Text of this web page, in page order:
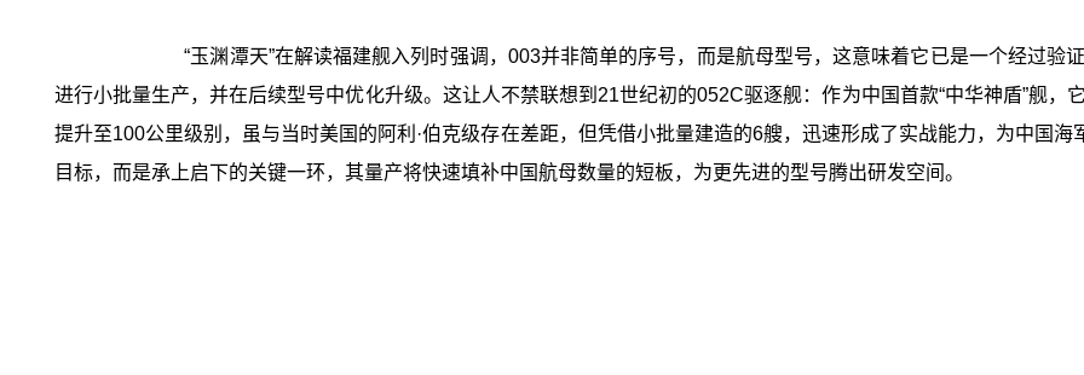
“玉渊潭天”在解读福建舰入列时强调，003并非简单的序号，而是航母型号，这意味着它已是一个经过
进行小批量生产，并在后续型号中优化升级。这让人不禁联想到21世纪初的052C驱逐舰：作为中国首款“中华神盾”舰
提升至100公里级别，虽与当时美国的阿利·伯克级存在差距，但凭借小批量建造的6艘，迅速形成了实战能力，为中国
目标，而是承上启下的关键一环，其量产将快速填补中国航母数量的短板，为更先进的型号腾出研发空间。